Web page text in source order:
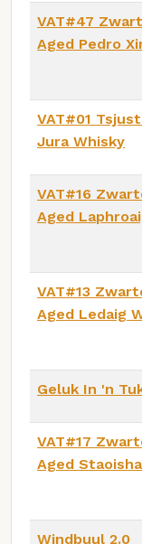
VAT#47
Aged Pedro
VAT#01
Jura Whisky
VAT#16
Aged
VAT#13
Aged Ledaig
Geluk In 'n
VAT#17
Aged
Windbuul 2.0